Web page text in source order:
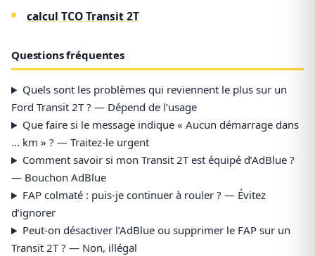
calcul TCO Transit 2T
Questions fréquentes
Quels sont les problèmes qui reviennent le plus sur un
Ford Transit 2T ? — Dépend de l’usage
Que faire si le message indique « Aucun démarrage dans
… km » ? — Traitez-le urgent
Comment savoir si mon Transit 2T est équipé d’AdBlue ?
— Bouchon AdBlue
FAP colmaté : puis-je continuer à rouler ? — Évitez
d’ignorer
Peut-on désactiver l’AdBlue ou supprimer le FAP sur un
Transit 2T ? — Non, illégal